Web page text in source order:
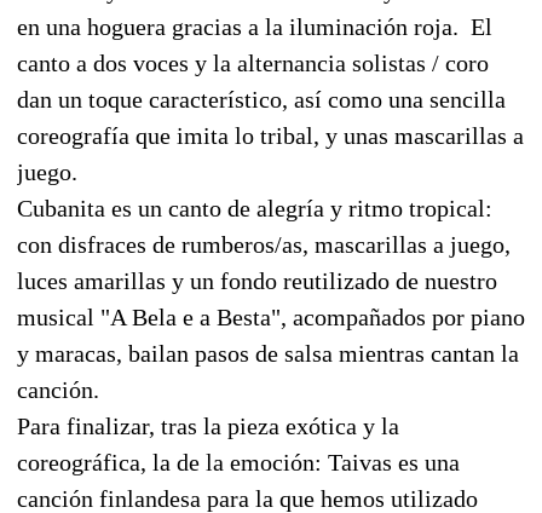
en una hoguera gracias a la iluminación roja. El
canto a dos voces y la alternancia solistas / coro
dan un toque característico, así como una sencilla
coreografía que imita lo tribal, y unas mascarillas a
juego.
Cubanita es un canto de alegría y ritmo tropical:
con disfraces de rumberos/as, mascarillas a juego,
luces amarillas y un fondo reutilizado de nuestro
musical "A Bela e a Besta", acompañados por piano
y maracas, bailan pasos de salsa mientras cantan la
canción.
Para finalizar, tras la pieza exótica y la
coreográfica, la de la emoción: Taivas es una
canción finlandesa para la que hemos utilizado